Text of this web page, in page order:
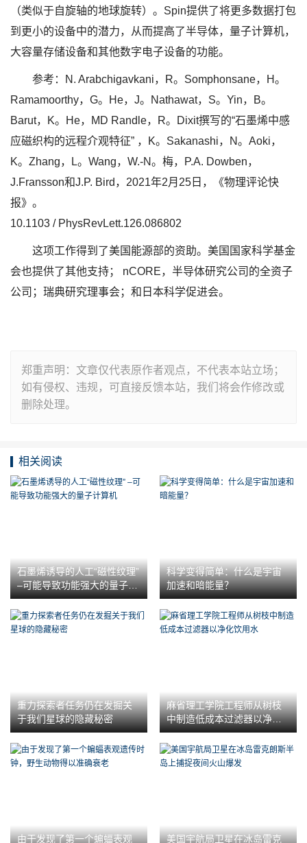
（类似于自旋轴的地球旋转）。Spin提供了将更多数据打包
到更小的设备中的潜力，从而提高了半导体，量子计算机，
大容量存储设备和其他数字电子设备的功能。
参考：N. Arabchigavkani，R。Somphonsane，H。
Ramamoorthy，G。He，J。Nathawat，S。Yin，B。
Barut，K。He，MD Randle，R。Dixit撰写的“石墨烯中感
应磁织构的远程介观特征” ，K。Sakanashi，N。Aoki，
K。Zhang，L。Wang，W.-N。梅，P.A. Dowben，
J.Fransson和J.P. Bird，2021年2月25日，《物理评论快
报》。
10.1103 / PhysRevLett.126.086802
这项工作得到了美国能源部的资助。美国国家科学基金
会也提供了其他支持； nCORE，半导体研究公司的全资子
公司；瑞典研究理事会；和日本科学促进会。
郑重声明：文章仅代表原作者观点，不代表本站立场；
如有侵权、违规，可直接反馈本站，我们将会作修改或
删除处理。
相关阅读
石墨烯诱导的人工“磁性纹理”
–可能导致功能强大的量子计
算机
科学变得简单：什么是宇宙
加速和暗能量？
重力探索者任务仍在发掘关
于我们星球的隐藏秘密
麻省理工学院工程师从树枝
中制造低成本过滤器以净化
饮用水
由于发现了第一个蝙蝠表观 美国宇航局卫星在冰岛雷克